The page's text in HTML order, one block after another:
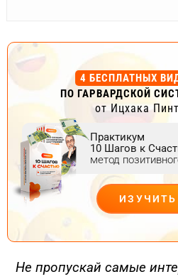
4 БЕСПЛАТНЫХ
ПО ГАРВАРДСКОЙ
от Ицхака
Практикум
10 Шагов к
метод
ИЗУЧИТЬ
ДЕЙСТВУЙ
Не пропускай самые